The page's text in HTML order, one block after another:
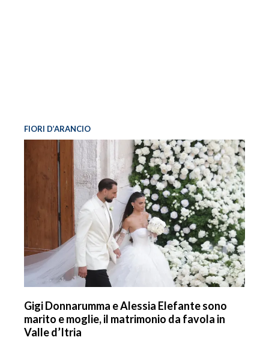
FIORI D’ARANCIO
Gigi Donnarumma e Alessia Elefante sono
marito e moglie, il matrimonio da favola in
Valle d’Itria